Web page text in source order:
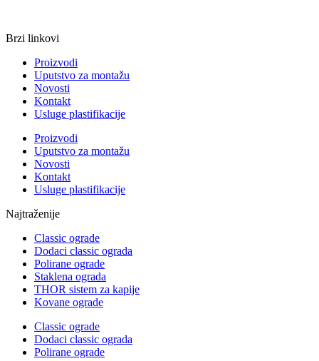
Brzi linkovi
Proizvodi
Uputstvo za montažu
Novosti
Kontakt
Usluge plastifikacije
Proizvodi
Uputstvo za montažu
Novosti
Kontakt
Usluge plastifikacije
Najtraženije
Classic ograde
Dodaci classic ograda
Polirane ograde
Staklena ograda
THOR sistem za kapije
Kovane ograde
Classic ograde
Dodaci classic ograda
Polirane ograde